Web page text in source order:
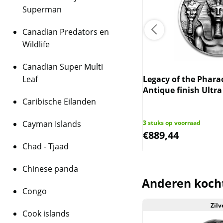
De munt wordt
certificaat.
De munten worden
zijn de munten
geweest. De munten
BTW
Dit product wordt
houdt in dat wij btw
is inclusief btw.
Dragon 2 oz 2019 Proof High
voorraad
Legacy of the
Antique finish Ultra
3stuks op voorraad
€889,44
Anderen
Superman
Canadian Predators en
Wildlife
Canadian Super Multi
Leaf
Caribische Eilanden
Cayman Islands
Chad - Tjaad
Chinese panda
Congo
Cook islands